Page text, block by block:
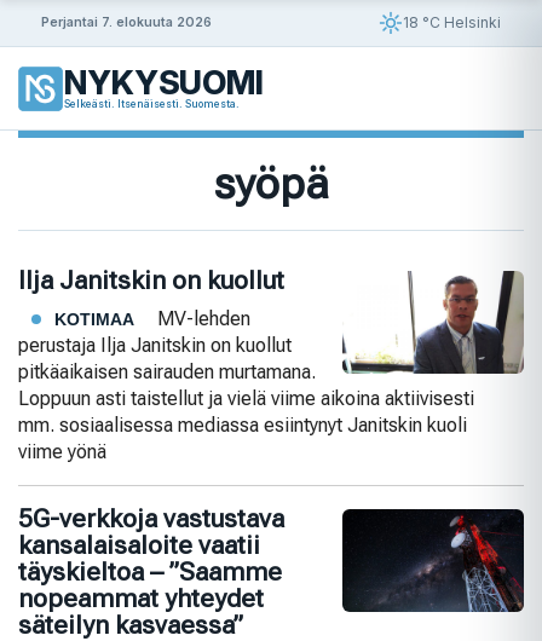
Perjantai 7. elokuuta 2026 18 °C Helsinki
NYKYSUOMI
Selkeästi. Itsenäisesti. Suomesta.
syöpä
Ilja Janitskin on kuollut
KOTIMAA
MV-lehden
perustaja Ilja Janitskin on kuollut
pitkäaikaisen sairauden murtamana.
Loppuun asti taistellut ja vielä viime aikoina aktiivisesti
mm. sosiaalisessa mediassa esiintynyt Janitskin kuoli
viime yönä
5G-verkkoja vastustava
kansalaisaloite vaatii
täyskieltoa – ”Saamme
nopeammat yhteydet
säteilyn kasvaessa”